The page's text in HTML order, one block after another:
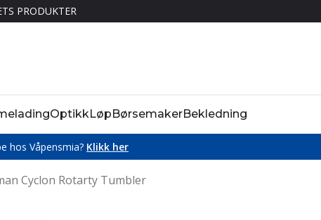
PRODUKTER
OptikkLøpBørsemakerBekledning
hos Våpensmia? Klikk her
Cyclon Rotarty Tumbler